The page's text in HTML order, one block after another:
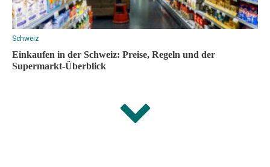
Schweiz
Einkaufen in der Schweiz: Preise, Regeln und der
Supermarkt-Überblick